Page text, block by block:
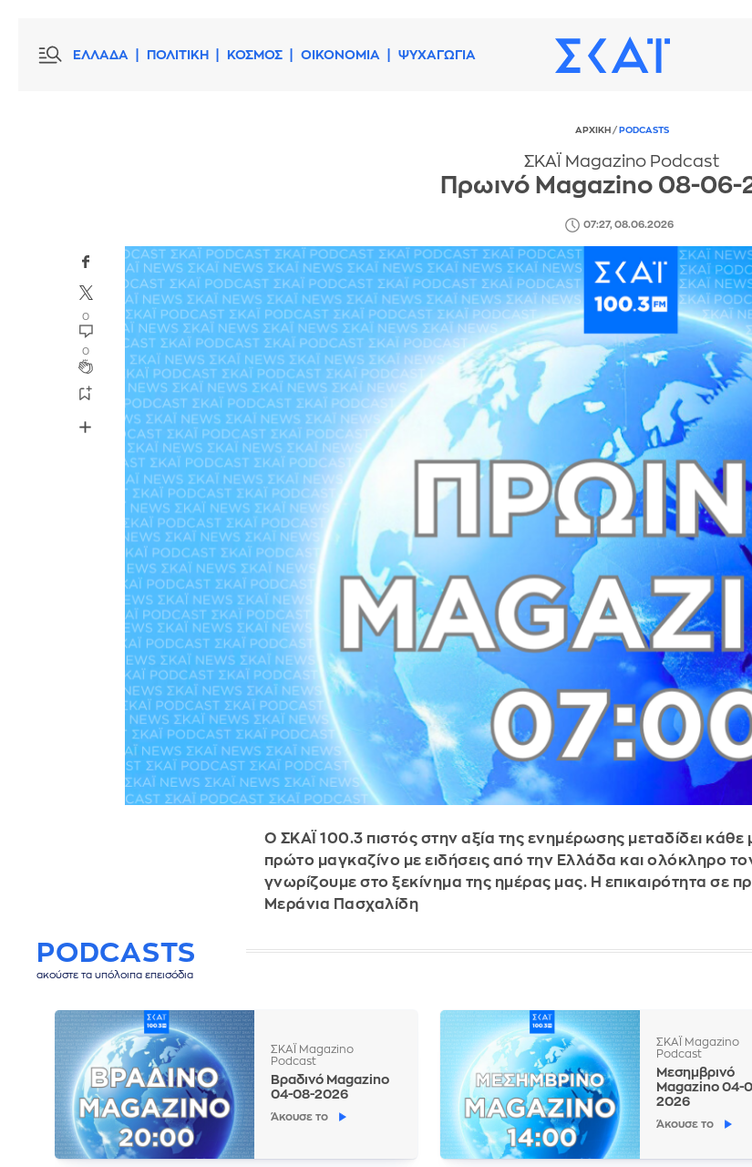
ΕΛΛΑΔΑ ΠΟΛΙΤΙΚΗ ΚΟΣΜΟΣ ΟΙΚΟΝΟΜΙΑ ΨΥΧΑΓΩΓΙΑ
ΑΡΧΙΚΗ / PODCASTS
ΣΚΑΪ Magazino Podcast
Πρωινό Magazino 08-06-
07:27, 08.06.2026
0
0
Ο ΣΚΑΪ 100.3 πιστός στην αξία της ενημέρωσης μεταδίδει κάθε
πρώτο μαγκαζίνο με ειδήσεις από την Ελλάδα και ολόκληρο
γνωρίζουμε στο ξεκίνημα της ημέρας μας. Η επικαιρότητα σε
Μεράνια Πασχαλίδη
PODCASTS
ακούστε τα υπόλοιπα επεισόδια
ΣΚΑΪ Magazino
Podcast
Βραδινό Magazino
04-08-2026
Άκουσε το
ΣΚΑΪ Magazino
Podcast
Μεσημβρινό
Magazino 04-
2026
Άκουσε το